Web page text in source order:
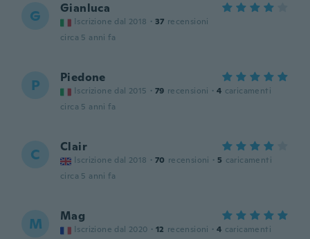
G Gianluca
Iscrizione dal 2018 · 37 recensioni
circa 5 anni fa
P Piedone
Iscrizione dal 2015 · 79 recensioni · 4 caricamenti
circa 5 anni fa
C Clair
Iscrizione dal 2018 · 70 recensioni · 5 caricamenti
circa 5 anni fa
M Mag
Iscrizione dal 2020 · 12 recensioni · 4 caricamenti